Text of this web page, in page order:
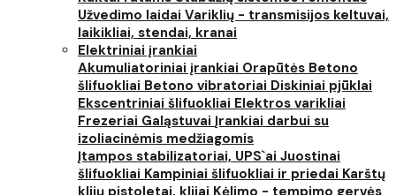
Užvedimo laidai Variklių - transmisijos keltuvai,
laikikliai, stendai, kranai
Elektriniai įrankiai
Akumuliatoriniai įrankiai Orapūtės Betono
šlifuokliai Betono vibratoriai Diskiniai pjūklai
Ekscentriniai šlifuokliai Elektros varikliai
Frezeriai Galąstuvai Įrankiai darbui su
izoliacinėmis medžiagomis
Įtampos stabilizatoriai, UPS`ai Juostinai
šlifuokliai Kampiniai šlifuokliai ir priedai Karštų
klijų pistoletai, klijai Kėlimo - tempimo gervės